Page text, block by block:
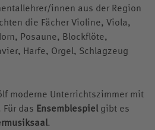
SJ
innen aus der Region
die Fächer Violine, Viola,
Posaune, Blockflöte,
Harfe, Orgel, Schlagzeug
moderne Unterrichtszimmer mit
das Ensemblespiel gibt es
.